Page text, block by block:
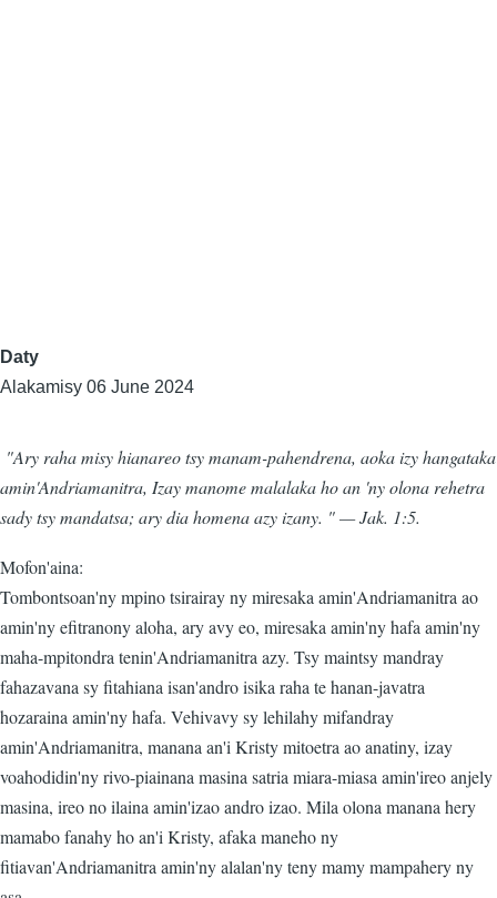
Daty
Alakamisy 06 June 2024
"Ary raha misy hianareo tsy manam-pahendrena, aoka izy hangataka
amin'Andriamanitra, Izay manome malalaka ho an 'ny olona rehetra
sady tsy mandatsa; ary dia homena azy izany. " — Jak. 1:5.
Mofon'aina:
Tombontsoan'ny mpino tsirairay ny miresaka amin'Andriamanitra ao
amin'ny efitranony aloha, ary avy eo, miresaka amin'ny hafa amin'ny
maha-mpitondra tenin'Andriamanitra azy. Tsy maintsy mandray
fahazavana sy fitahiana isan'andro isika raha te hanan-javatra
hozaraina amin'ny hafa. Vehivavy sy lehilahy mifandray
amin'Andriamanitra, manana an'i Kristy mitoetra ao anatiny, izay
voahodidin'ny rivo-piainana masina satria miara-miasa amin'ireo anjely
masina, ireo no ilaina amin'izao andro izao. Mila olona manana hery
mamabo fanahy ho an'i Kristy, afaka maneho ny
fitiavan'Andriamanitra amin'ny alalan'ny teny mamy mampahery ny